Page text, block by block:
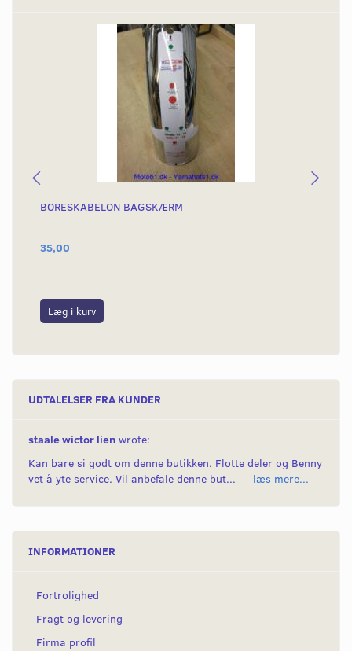
BORESKABELON BAGSKÆRM
35,00
Læg i kurv
UDTALELSER FRA KUNDER
staale wictor lien wrote:
Kan bare si godt om denne butikken. Flotte deler og Benny
vet å yte service. Vil anbefale denne but... — læs mere...
INFORMATIONER
Fortrolighed
Fragt og levering
Firma profil